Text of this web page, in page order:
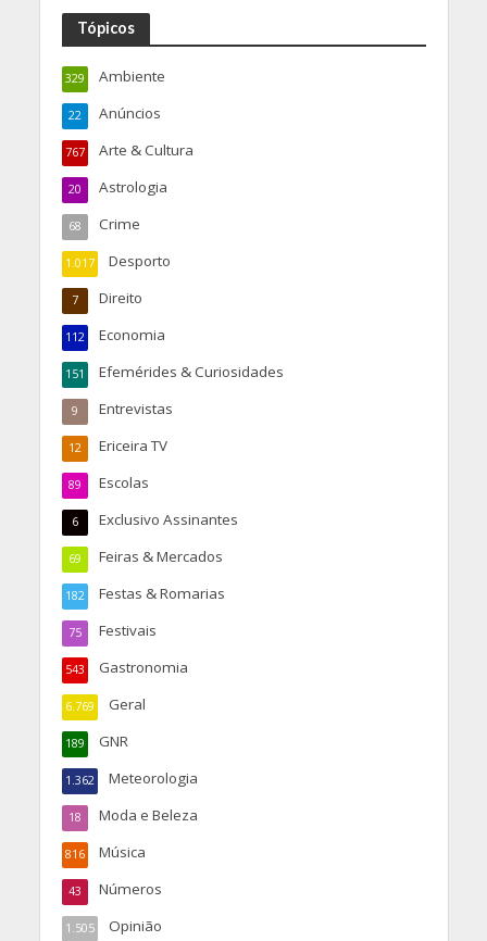
Tópicos
Ambiente
329
Anúncios
22
Arte & Cultura
767
Astrologia
20
Crime
68
Desporto
1.017
Direito
7
Economia
112
Efemérides & Curiosidades
151
Entrevistas
9
Ericeira TV
12
Escolas
89
Exclusivo Assinantes
6
Feiras & Mercados
69
Festas & Romarias
182
Festivais
75
Gastronomia
543
Geral
6.769
GNR
189
Meteorologia
1.362
Moda e Beleza
18
Música
816
Números
43
Opinião
1.505